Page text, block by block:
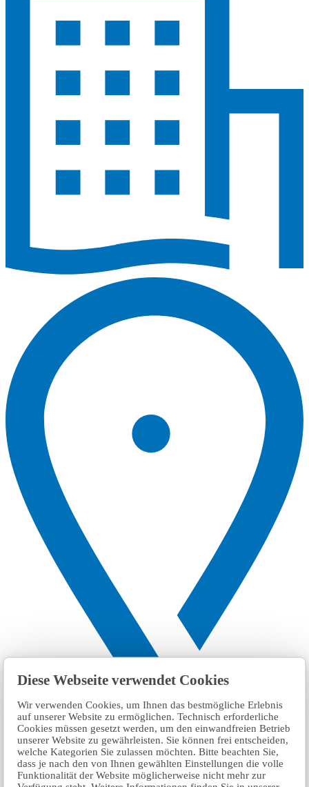
Diese Webseite verwendet Cookies
Wir verwenden Cookies, um Ihnen das bestmögliche Erlebnis
auf unserer Website zu ermöglichen. Technisch erforderliche
Cookies müssen gesetzt werden, um den einwandfreien Betrieb
unserer Website zu gewährleisten. Sie können frei entscheiden,
welche Kategorien Sie zulassen möchten. Bitte beachten Sie,
dass je nach den von Ihnen gewählten Einstellungen die volle
Funktionalität der Website möglicherweise nicht mehr zur